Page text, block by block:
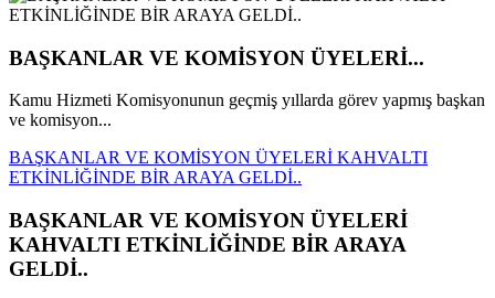
BAŞKANLAR VE KOMİSYON ÜYELERİ...
Kamu Hizmeti Komisyonunun geçmiş yıllarda görev yapmış başkan
ve komisyon...
BAŞKANLAR VE KOMİSYON ÜYELERİ KAHVALTI
ETKİNLİĞİNDE BİR ARAYA GELDİ..
BAŞKANLAR VE KOMİSYON ÜYELERİ
KAHVALTI ETKİNLİĞİNDE BİR ARAYA
GELDİ..